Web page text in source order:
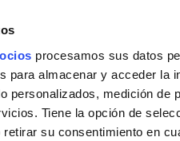
procesamos sus datos
para almacenar y acceder la
personalizados, medición de
Tiene la opción de
su consentimiento en
por cambios